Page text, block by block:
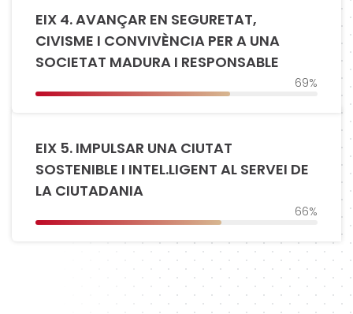
EIX 4. AVANÇAR EN SEGURETAT,
CIVISME I CONVIVÈNCIA PER A UNA
SOCIETAT MADURA I RESPONSABLE
69%
EIX 5. IMPULSAR UNA CIUTAT
SOSTENIBLE I INTEL.LIGENT AL SERVEI DE
LA CIUTADANIA
66%